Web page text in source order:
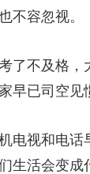
不容忽视。
了不及格，
早已司空见
电视和电话
生活会变成